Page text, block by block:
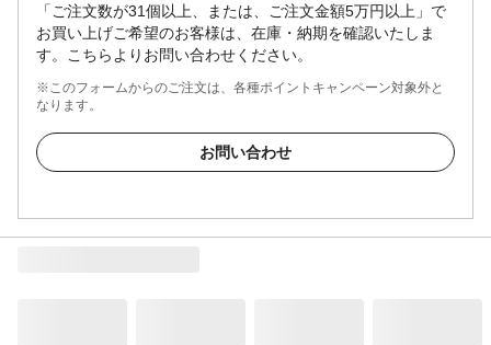
「ご注文数が31個以上、または、ご注文金額5万円以上」で
お買い上げご希望のお客様は、在庫・納期を確認いたしま
す。こちらよりお問い合わせください。
※このフォームからのご注文は、各種ポイントキャンペーン対象外と
なります。
お問い合わせ